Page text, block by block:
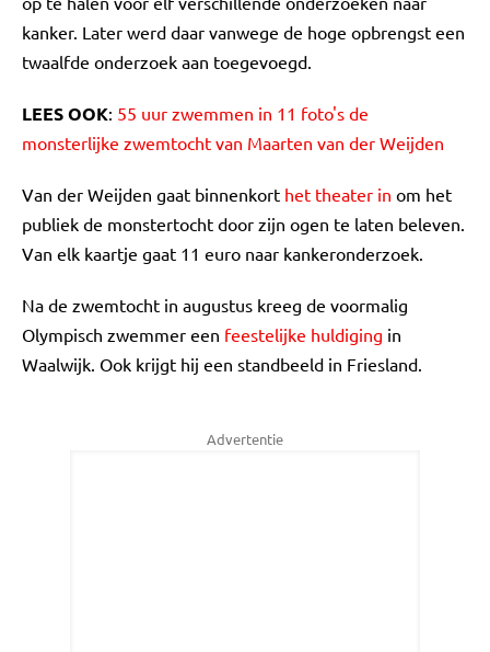
kanker. Later werd daar vanwege de hoge opbrengst een
twaalfde onderzoek aan toegevoegd.
LEES OOK: 55 uur zwemmen in 11 foto's de
monsterlijke zwemtocht van Maarten van der Weijden
Van der Weijden gaat binnenkort het theater in om het
publiek de monstertocht door zijn ogen te laten beleven.
Van elk kaartje gaat 11 euro naar kankeronderzoek.
Na de zwemtocht in augustus kreeg de voormalig
Olympisch zwemmer een feestelijke huldiging in
Waalwijk. Ook krijgt hij een standbeeld in Friesland.
Advertentie